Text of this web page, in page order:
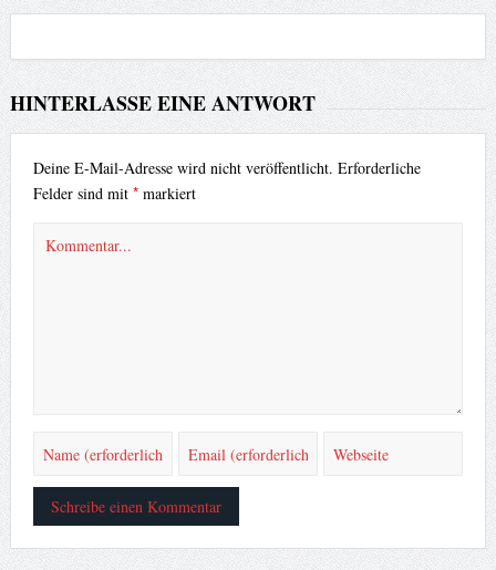
HINTERLASSE EINE ANTWORT
Deine E-Mail-Adresse wird nicht veröffentlicht. Erforderliche
Felder sind mit *markiert